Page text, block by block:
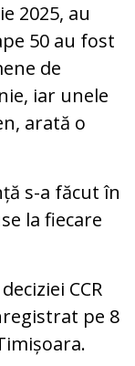
2025, au
50 au fost
de
iar unele
arată o
s-a făcut în
la fiecare
CCR
pe 8